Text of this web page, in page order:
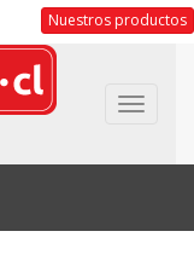
Nuestros productos
Toggle